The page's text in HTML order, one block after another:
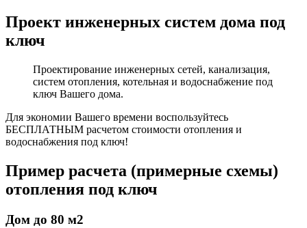
Проект инженерных систем дома под
ключ
Проектирование инженерных сетей, канализация,
систем отопления, котельная и водоснабжение под
ключ Вашего дома.
Для экономии Вашего времени воспользуйтесь
БЕСПЛАТНЫМ расчетом стоимости отопления и
водоснабжения под ключ!
Пример расчета (примерные схемы)
отопления под ключ
Дом до 80 м2